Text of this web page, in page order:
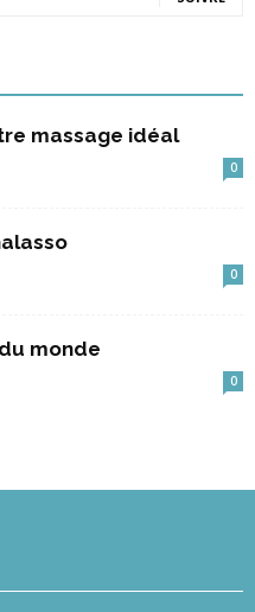
massage idéal
0
0
monde
0